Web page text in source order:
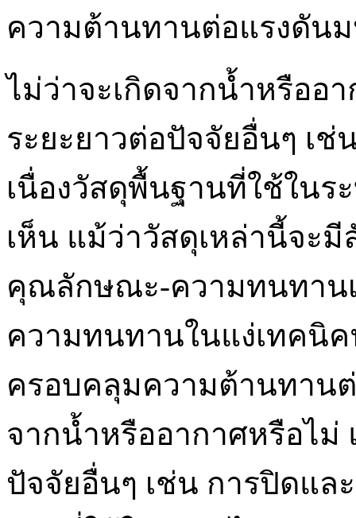
ความต้านทานต่อแรงดัน
ไม่ว่าจะเกิดจากน้ำหรืออ
ระยะยาวต่อปัจจัยอื่นๆ เช่
เนื่องวัสดุพื้นฐานที่ใช้ในร
เห็น แม้ว่าวัสดุเหล่านี้จะ
คุณลักษณะ-ความทนทาน
ความทนทานในแง่เทคนิ
ครอบคลุมความต้านทาน
จากน้ำหรืออากาศหรือไม่
ปัจจัยอื่นๆ เช่น การปิดแล